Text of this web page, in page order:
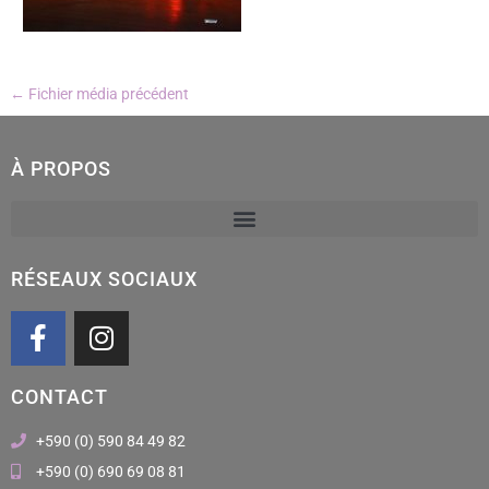
← Fichier média précédent
À PROPOS
RÉSEAUX SOCIAUX
F
a
e
b
o
I
n
t
a
g
CONTACT
+590 (0) 590 84 49 82
+590 (0) 690 69 08 81